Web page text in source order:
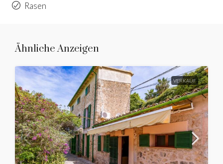
Rasen
Ähnliche Anzeigen
VERKAUF